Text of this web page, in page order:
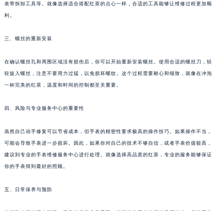
表带拆卸工具等。就像选择适合搭配红茶的点心一样，合适的工具能够让维修过程更加顺
利。
三、螺丝的重新安装
在确认螺丝孔和周围区域没有损伤后，你可以开始重新安装螺丝。使用合适的螺丝刀，轻
轻旋入螺丝，注意不要用力过猛，以免损坏螺纹。这个过程需要耐心和细致，就像在冲泡
一杯完美的红茶，温度和时间的控制都至关重要。
四、风险与专业服务中心的重要性
虽然自己动手修复可以节省成本，但手表的精密性要求极高的操作技巧。如果操作不当，
可能会导致手表进一步损坏。因此，如果你对自己的技术不够自信，或者手表价值较高，
建议到专业的手表维修服务中心进行处理。就像选择高品质的红茶，专业的服务能够保证
你的手表得到最好的照顾。
五、日常保养与预防